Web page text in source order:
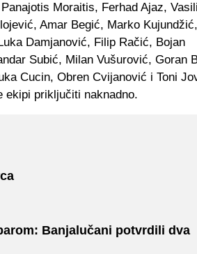
Moraitis, Ferhad Ajaz,
Amar Begić, Marko
Damjanović, Filip Račić, Bojan
Subić, Milan Vušurović, Goran
Cucin, Obren Cvijanović i Toni
ekipi priključiti naknadno.
Banjalučani potvrdili dva